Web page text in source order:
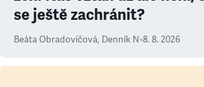
se ještě zachránit?
Beáta Obradovičová, Denník N•8. 8. 2026